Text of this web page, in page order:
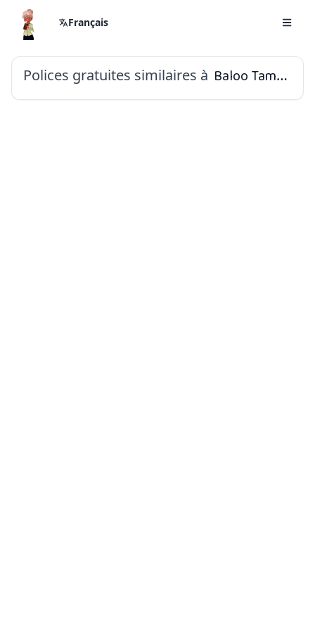
Français
Polices gratuites similaires à Baloo Tammudu 2